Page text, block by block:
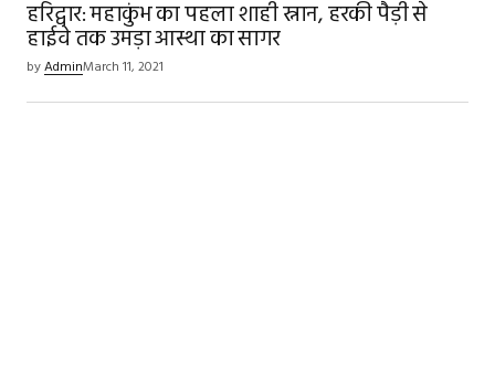
Your E-mail *
browser for the next time I comment.
हरिद्वार: महाकुंभ का पहला शाही स्नान, हरकी पैड़ी से
हाईवे तक उमड़ा आस्था का सागर
byAdminMarch 11, 2021